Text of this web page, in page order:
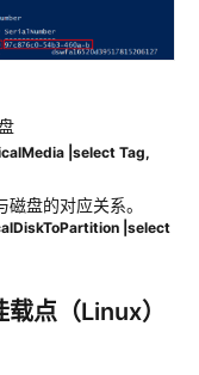
|select Tag,
磁盘的对应关系。
|select
点（Linux）